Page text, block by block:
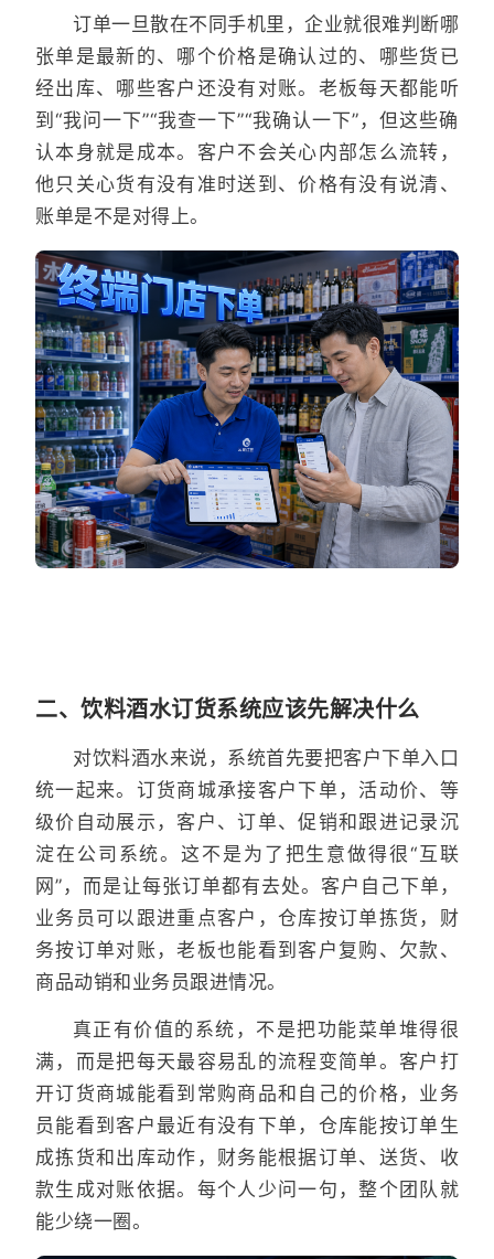
订单一旦散在不同手机里，企业就很难判断哪
张单是最新的、哪个价格是确认过的、哪些货已
经出库、哪些客户还没有对账。老板每天都能听
到“我问一下”“我查一下”“我确认一下”，但这些确
认本身就是成本。客户不会关心内部怎么流转，
他只关心货有没有准时送到、价格有没有说清、
账单是不是对得上。
二、饮料酒水订货系统应该先解决什么
对饮料酒水来说，系统首先要把客户下单入口
统一起来。订货商城承接客户下单，活动价、等
级价自动展示，客户、订单、促销和跟进记录沉
淀在公司系统。这不是为了把生意做得很“互联
网”，而是让每张订单都有去处。客户自己下单，
业务员可以跟进重点客户，仓库按订单拣货，财
务按订单对账，老板也能看到客户复购、欠款、
商品动销和业务员跟进情况。
真正有价值的系统，不是把功能菜单堆得很
满，而是把每天最容易乱的流程变简单。客户打
开订货商城能看到常购商品和自己的价格，业务
员能看到客户最近有没有下单，仓库能按订单生
成拣货和出库动作，财务能根据订单、送货、收
款生成对账依据。每个人少问一句，整个团队就
能少绕一圈。